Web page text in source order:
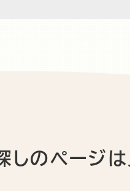
しのページは